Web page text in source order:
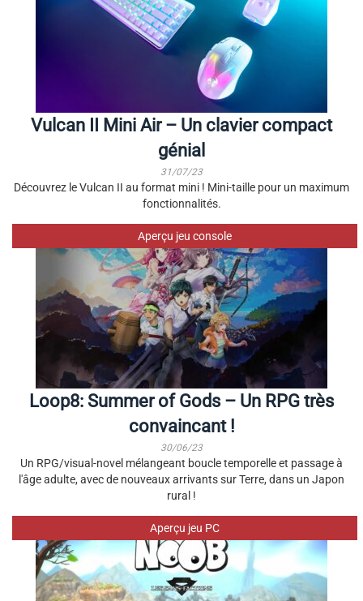
Vulcan II Mini Air – Un clavier compact
génial
31/07/23
Découvrez le Vulcan II au format mini ! Mini-taille pour un maximum
fonctionnalités.
Aperçu jeu console
Loop8: Summer of Gods – Un RPG très
convaincant !
30/06/23
Un RPG/visual-novel mélangeant boucle temporelle et passage à
l'âge adulte, avec de nouveaux arrivants sur Terre, dans un Japon
rural !
Aperçu jeu PC